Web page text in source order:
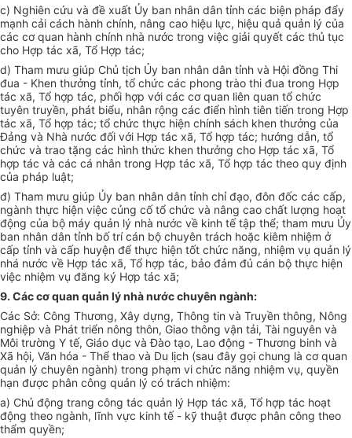
c) Nghiên cứu và đề xuất Ủy ban nhân dân tỉnh các biện pháp đẩy
mạnh cải cách hành chính, nâng cao hiệu lực, hiệu quả quản lý của
các cơ quan hành chính nhà nước trong việc giải quyết các thủ tục
cho Hợp tác xã, Tổ Hợp tác;
d) Tham mưu giúp Chủ tịch Ủy ban nhân dân tỉnh và Hội đồng Thi
đua - Khen thưởng tỉnh, tổ chức các phong trào thi đua trong Hợp
tác xã, Tổ hợp tác, phối hợp với các cơ quan liên quan tổ chức
tuyên truyền, phát biểu, nhân rộng các điển hình tiên tiến trong Hợp
tác xã, Tổ hợp tác; tổ chức thực hiện chính sách khen thưởng của
Đảng và Nhà nước đối với Hợp tác xã, Tổ hợp tác; hướng dẫn, tổ
chức và trao tặng các hình thức khen thưởng cho Hợp tác xã, Tổ
hợp tác và các cá nhân trong Hợp tác xã, Tổ hợp tác theo quy định
của pháp luật;
đ) Tham mưu giúp Ủy ban nhân dân tỉnh chỉđạo, đôn đốc các cấp,
ngành thực hiện việc củng cốtổ chức và nâng cao chất lượng hoạt
động của bộ máy quản lý nhà nước về kinh tế tập thể; tham mưu Ủy
ban nhân dân tỉnh bố trí cán bộ chuyên trách hoặc kiêm nhiệm ở
cấp tỉnh và cấp huyện để thực hiện tốt chức năng, nhiệm vụ quản lý
nhá nước về Hợp tác xã, Tổ hợp tác, bảo đảm đủ cán bộ thực hiện
việc nhiệm vụ đăng ký Hợp tác xã;
9. Cáccơquan quản lý nhànước chuyên ngành:
Các Sở: Công Thương, Xây dựng, Thông tin và Truyền thông, Nông
nghiệp và Phát triển nông thôn, Giao thông vận tải, Tài nguyên và
Môi trường Y tế, Giáo dục vàĐào tạo, Lao động - Thương binh và
Xã hội, Văn hóa - Thể thao và Du lịch (sau đây gọi chung là cơquan
quản lý chuyên ngành) trong phạm vi chức năng nhiệm vụ, quyền
hạn được phân công quản lý có trách nhiệm:
a) Chủ động trang công tác quản lý Hợp tác xã, Tổ hợp tác hoạt
động theo ngành, lĩnh vực kinh tế - kỹ thuật được phân công theo
thẩm quyền;